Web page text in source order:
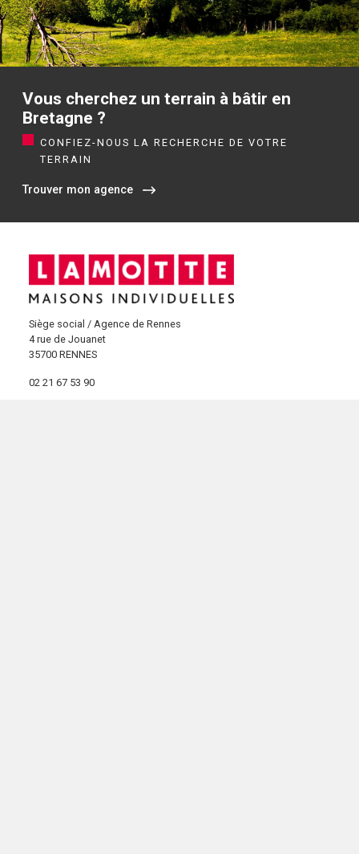
Vous cherchez un terrain à bâtir en
Bretagne ?
CONFIEZ-NOUS LA RECHERCHE DE VOTRE
TERRAIN
Trouver mon agence
Siège social / Agence de Rennes
4 rue de Jouanet
35700 RENNES
02 21 67 53 90